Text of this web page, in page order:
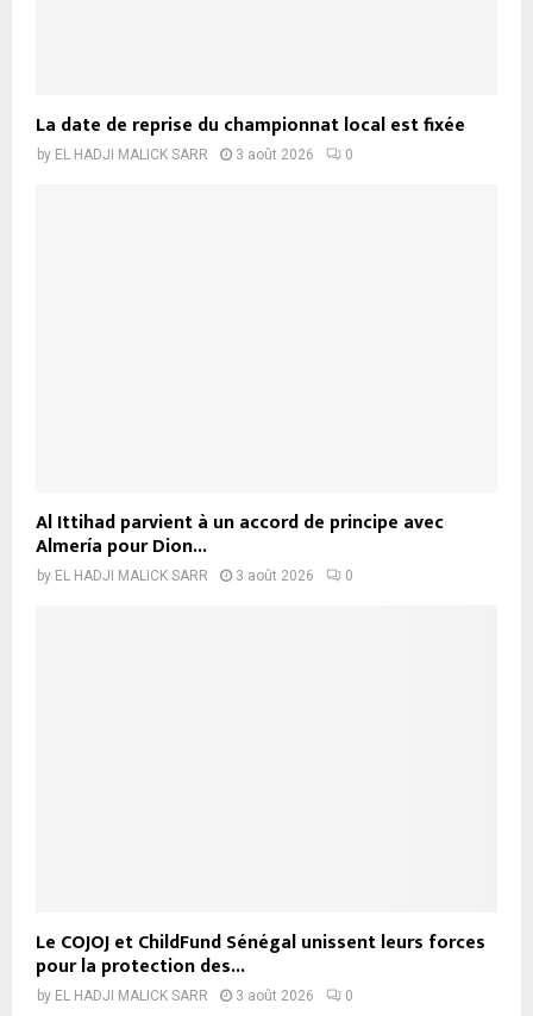
La date de reprise du championnat local est fixée
by EL HADJI MALICK SARR 3 août 2026 0
Al Ittihad parvient à un accord de principe avec
Almería pour Dion...
by EL HADJI MALICK SARR 3 août 2026 0
Le COJOJ et ChildFund Sénégal unissent leurs forces
pour la protection des...
by EL HADJI MALICK SARR 3 août 2026 0